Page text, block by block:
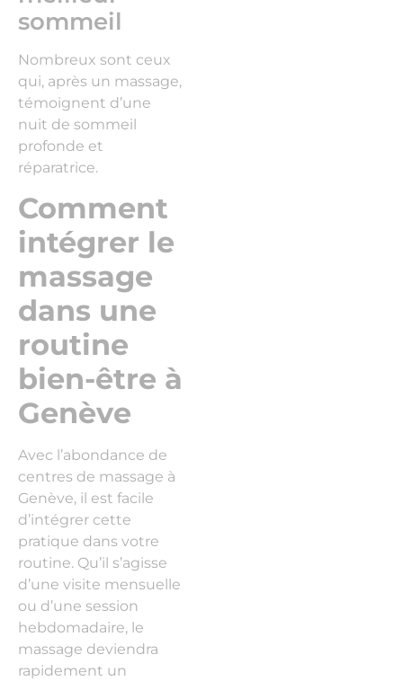
sommeil
Nombreux sont ceux
qui, après un massage,
témoignent d’une
nuit de sommeil
profonde et
réparatrice.
Comment
intégrer le
massage
dans une
routine
bien-être à
Genève
Avec l’abondance de
centres de massage à
Genève, il est facile
d’intégrer cette
pratique dans votre
routine. Qu’il s’agisse
d’une visite mensuelle
ou d’une session
hebdomadaire, le
massage deviendra
rapidement un